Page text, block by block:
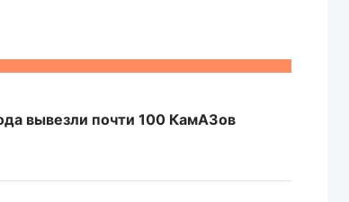
вывезли почти 100 КамАЗов